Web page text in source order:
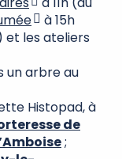
à 15h
et les ateliers
un arbre au
Histopad, à
de
;